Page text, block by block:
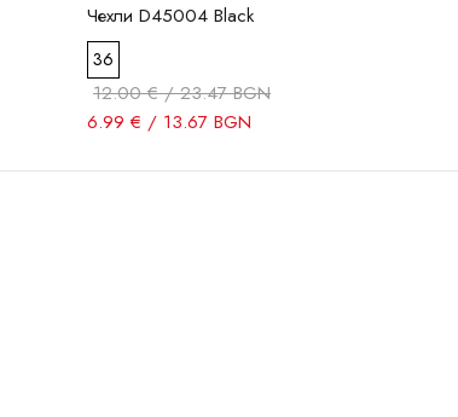
Чехли D45004 Black
36
12.00 € / 23.47 BGN
6.99 € / 13.67 BGN